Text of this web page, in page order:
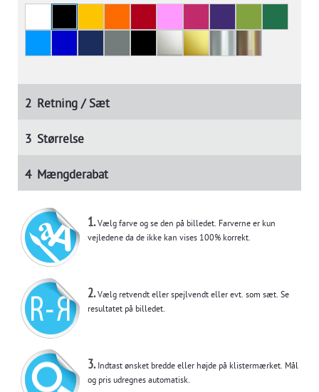
2 Retning / Sæt
3 Størrelse
4 Mængderabat
1.Vælg farve og se den på billedet. Farverne er kun
vejledene da de ikke kan vises 100% korrekt.
2.Vælg retvendt eller spejlvendt eller evt. som sæt. Se
resultatet på billedet.
3.Indtast ønsket bredde eller højde på klistermærket. Mål
og pris udregnes automatisk.